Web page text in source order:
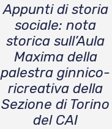
Appunti di storia
sociale: nota
storica sull’Aula
Maxima della
palestra ginnico-
ricreativa della
Sezione di Torino
del CAI